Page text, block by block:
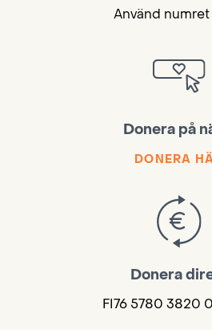
Använd numret
Donera på
DONERA
Donera
FI76 5780 3820